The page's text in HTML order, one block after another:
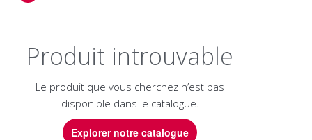
Produit introuvable
Le produit que vous cherchez n’est pas
disponible dans le catalogue.
Explorer notre catalogue